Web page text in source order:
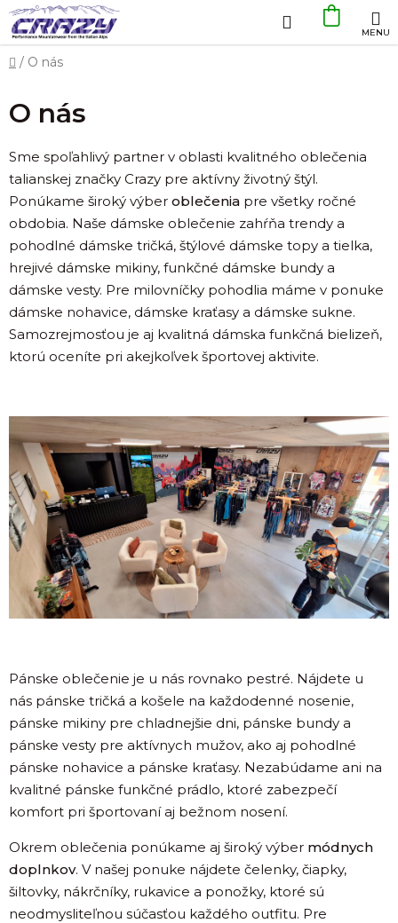
Prejsť
na
obsah
Hľadať
KOŠÍK
Domov
/ O nás
O nás
Sme spoľahlivý partner v oblasti kvalitného oblečenia
talianskej značky Crazy pre aktívny životný štýl.
Ponúkame široký výber oblečenia pre všetky ročné
obdobia. Naše dámske oblečenie zahŕňa trendy a
pohodlné dámske tričká, štýlové dámske topy a tielka,
hrejivé dámske mikiny, funkčné dámske bundy a
dámske vesty. Pre milovníčky pohodlia máme v ponuke
dámske nohavice, dámske kraťasy a dámske sukne.
Samozrejmosťou je aj kvalitná dámska funkčná bielizeň,
ktorú oceníte pri akejkoľvek športovej aktivite.
Pánske oblečenie je u nás rovnako pestré. Nájdete u
nás pánske tričká a košele na každodenné nosenie,
pánske mikiny pre chladnejšie dni, pánske bundy a
pánske vesty pre aktívnych mužov, ako aj pohodlné
pánske nohavice a pánske kraťasy. Nezabúdame ani na
kvalitné pánske funkčné prádlo, ktoré zabezpečí
komfort pri športovaní aj bežnom nosení.
Okrem oblečenia ponúkame aj široký výber módnych
doplnkov. V našej ponuke nájdete čelenky, čiapky,
šiltovky, nákrčníky, rukavice a ponožky, ktoré sú
neodmysliteľnou súčasťou každého outfitu. Pre